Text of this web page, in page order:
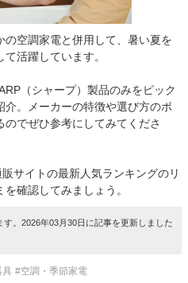
空調家電と併用して、暑い夏を
活躍しています。
（シャープ）製品のみをピック
。メーカーの特徴や選び方のポ
でぜひ参考にしてみてくださ
サイトの最新人気ランキングのリ
確認してみましょう。
。2026年03月30日に記事を更新しました
具 #空調・季節家電